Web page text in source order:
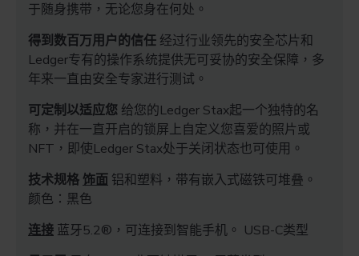
于随身携带，无论您身在何处。
得到数百万用户的信任 经过行业领先的安全芯片和
Ledger专有的操作系统提供无可妥协的安全保障，多
年来一直由安全专家进行测试。
可定制以适应您 给您的Ledger Stax起一个独特的名
称，并在一直开启的锁屏上自定义您喜爱的照片或
NFT，即使Ledger Stax处于关闭状态也可使用。
技术规格 饰面 铝和塑料，带有嵌入式磁铁可堆叠。
颜色：黑色
连接 蓝牙5.2®，可连接到智能手机。 USB-C类型